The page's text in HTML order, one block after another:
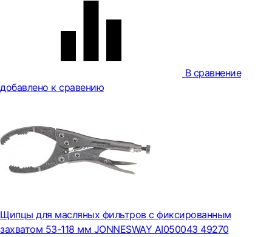
В сравнение
добавлено к сравению
Щипцы для масляных фильтров с фиксированным
захватом 53-118 мм JONNESWAY AI050043 49270